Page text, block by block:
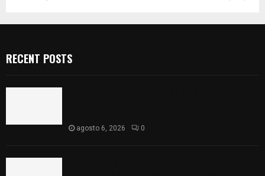
RECENT POSTS
agosto 6, 2026 0